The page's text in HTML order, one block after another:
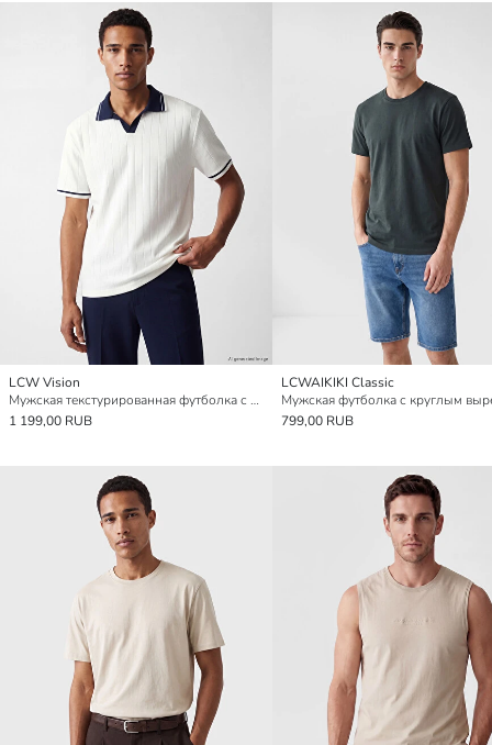
LCW Vision
Мужская текстурированная футболка с воротником-поло
1 199,00 RUB
LCWAIKIKI Classic
Мужская футболка с круглым
799,00 RUB